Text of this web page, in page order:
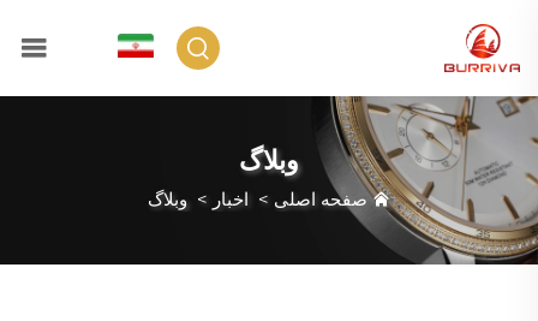
وبلاگ
صفحه اصلی > اخبار >وبلاگ